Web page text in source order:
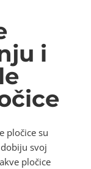
i
pločice su
svoj
pločice